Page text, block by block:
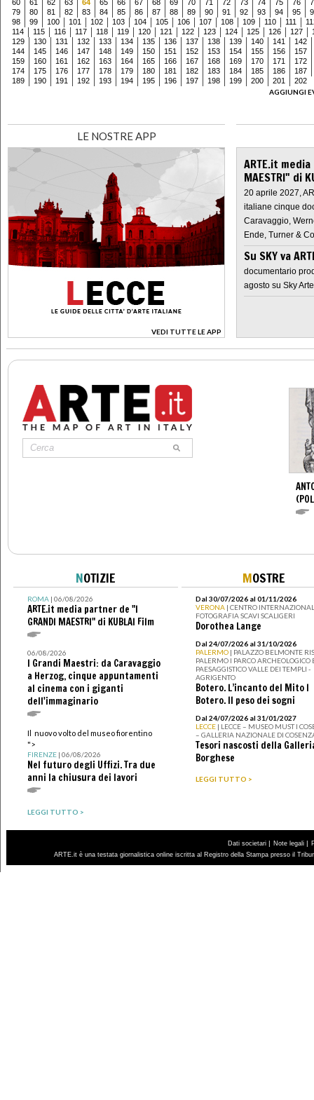
60 61 62 63 64 65 66 67 68 69 70 71 72 73 74 75 76
79
80 81 82 83 84 85 86 87 88 89 90 91 92 93 94 95
98
99 100 101 102 103 104 105 106 107 108 109 110 111
114
115 116 117 118 119 120 121 122 123 124 125 126 127
129
130 131 132 133 134 135 136 137 138 139 140 141
142
144
145 146 147 148 149 150 151 152 153 154 155 156
157
159
160 161 162 163 164 165 166 167 168 169 170 171
172
174
175 176 177 178 179 180 181 182 183 184 185 186
187
189
190 191 192 193 194 195 196 197 198 199 200 201
202
AGGIUNGI
LE NOSTRE APP
VEDI TUTTE LE APP
>
ARTE.it
MAESTRI" di
20 aprile 2027,
italiane cinque
Caravaggio,
Ende, Turner &
Su SKY va
documentario
agosto su Sky Arte
NOTIZIE
ROMA| 06/08/2026
ARTE.it media partner de "I
GRANDI MAESTRI" di KUBLAI Film
06/08/2026
I Grandi Maestri: da Caravaggio
a Herzog, cinque appuntamenti
al cinema con i giganti
dell'immaginario
Il nuovo volto del museo fiorentino
">
FIRENZE| 06/08/2026
Nel futuro degli Uffizi. Tra due
anni la chiusura dei lavori
LEGGI TUTTO >
MOSTRE
Dal 30/07/2026 al 01/11/2026
VERONA | CENTRO
FOTOGRAFIA SCAVI SCALIGERI
Dorothea Lange
Dal 24/07/2026 al 31/10/2026
PALERMO | PALAZZO BELMONTE
PALERMO I PARCO ARCHEOLOGICO
PAESAGGISTICO VALLE DEI TEMPLI -
AGRIGENTO
Botero. L’incanto del Mito I
Botero. Il peso dei sogni
Dal 24/07/2026 al 31/01/2027
LECCE | LECCE – MUSEO MUST I
– GALLERIA NAZIONALE DI
Tesori nascosti della
Borghese
LEGGI TUTTO >
Dati societari | Note legali |
ARTE.it è una testata giornalistica online iscritta al Registro della Stampa presso il